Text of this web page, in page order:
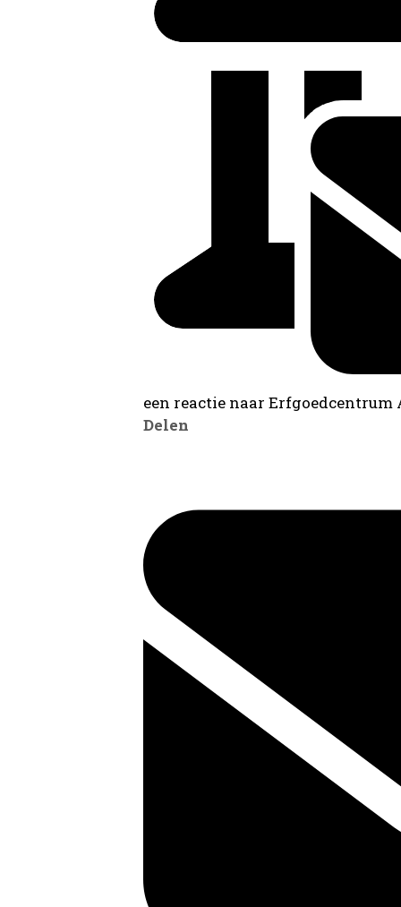
een reactie naar
Delen